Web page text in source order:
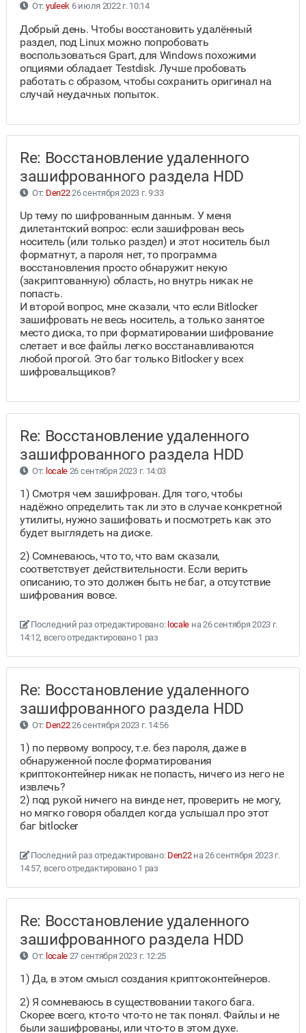
От: yuleek 6 июля 2022 г. 10:14
Добрый день. Чтобы восстановить удалённый
раздел, под Linux можно попробовать
воспользоваться Gpart, для Windows похожими
опциями обладает Testdisk. Лучше пробовать
работать с образом, чтобы сохранить оригинал на
случай неудачных попыток.
Re: Восстановление удаленного
зашифрованного раздела HDD
От: Den2226 сентября 2023 г. 9:33
Up тему по шифрованным данным. У меня
дилетантский вопрос: если зашифрован весь
носитель (или только раздел) и этот носитель был
форматнут, а пароля нет, то программа
восстановления просто обнаружит некую
(закриптованную) область, но внутрь никак не
попасть.
И второй вопрос, мне сказали, что если Bitlocker
зашифровать не весь носитель, а только занятое
место диска, то при форматировании шифрование
слетает и все файлы легко восстанавливаются
любой прогой. Это баг только Bitlocker у всех
шифровальщиков?
Re: Восстановление удаленного
зашифрованного раздела HDD
От: locale 26 сентября 2023 г. 14:03
1) Смотря чем зашифрован. Для того, чтобы
надёжно определить так ли это в случае конкретной
утилиты, нужно зашифовать и посмотреть как это
будет выглядеть на диске.
2) Сомневаюсь, что то, что вам сказали,
соответствует действительности. Если верить
описанию, то это должен быть не баг, а отсутствие
шифрования вовсе.
Последний раз отредактировано: locale на 26 сентября 2023 г.
14:12, всего отредактировано 1 раз
Re: Восстановление удаленного
зашифрованного раздела HDD
От: Den2226 сентября 2023 г. 14:56
1) по первому вопросу, т.е. без пароля, даже в
обнаруженной после форматирования
криптоконтейнер никак не попасть, ничего из него не
извлечь?
2) под рукой ничего на винде нет, проверить не могу,
но мягко говоря обалдел когда услышал про этот
баг bitlocker
Последний раз отредактировано: Den22на 26 сентября 2023 г.
14:57, всего отредактировано 1 раз
Re: Восстановление удаленного
зашифрованного раздела HDD
От: locale 27 сентября 2023 г. 12:25
1) Да, в этом смысл создания криптоконтейнеров.
2) Я сомневаюсь в существовании такого бага.
Скорее всего, кто-то что-то не так понял. Файлы и не
были зашифрованы, или что-то в этом духе.